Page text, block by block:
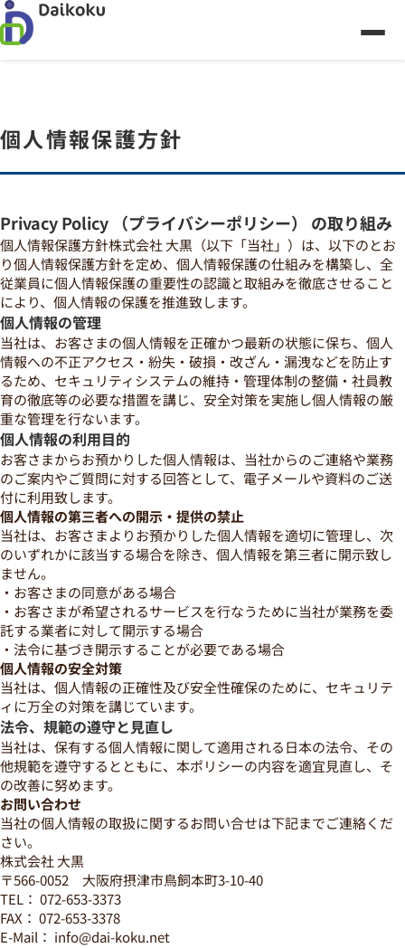
個人情報保護方針
Privacy Policy （プライバシーポリシー） の取り組み
個人情報保護方針株式会社 大黒（以下「当社」）は、以下のとお
り個人情報保護方針を定め、個人情報保護の仕組みを構築し、全
従業員に個人情報保護の重要性の認識と取組みを徹底させること
により、個人情報の保護を推進致します。
個人情報の管理
当社は、お客さまの個人情報を正確かつ最新の状態に保ち、個人
情報への不正アクセス・紛失・破損・改ざん・漏洩などを防止す
るため、セキュリティシステムの維持・管理体制の整備・社員教
育の徹底等の必要な措置を講じ、安全対策を実施し個人情報の厳
重な管理を行ないます。
個人情報の利用目的
お客さまからお預かりした個人情報は、当社からのご連絡や業務
のご案内やご質問に対する回答として、電子メールや資料のご送
付に利用致します。
個人情報の第三者への開示・提供の禁止
当社は、お客さまよりお預かりした個人情報を適切に管理し、次
のいずれかに該当する場合を除き、個人情報を第三者に開示致し
ません。
・お客さまの同意がある場合
・お客さまが希望されるサービスを行なうために当社が業務を委
託する業者に対して開示する場合
・法令に基づき開示することが必要である場合
個人情報の安全対策
当社は、個人情報の正確性及び安全性確保のために、セキュリテ
ィに万全の対策を講じています。
法令、規範の遵守と見直し
当社は、保有する個人情報に関して適用される日本の法令、その
他規範を遵守するとともに、本ポリシーの内容を適宜見直し、そ
の改善に努めます。
お問い合わせ
当社の個人情報の取扱に関するお問い合せは下記までご連絡くだ
さい。
株式会社 大黒
〒566-0052 大阪府摂津市鳥飼本町3-10-40
TEL： 072-653-3373
FAX： 072-653-3378
E-Mail： info@dai-koku.net